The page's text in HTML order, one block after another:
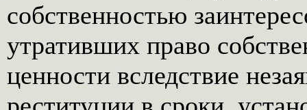
собственностью
утративших право
ценности вследствие